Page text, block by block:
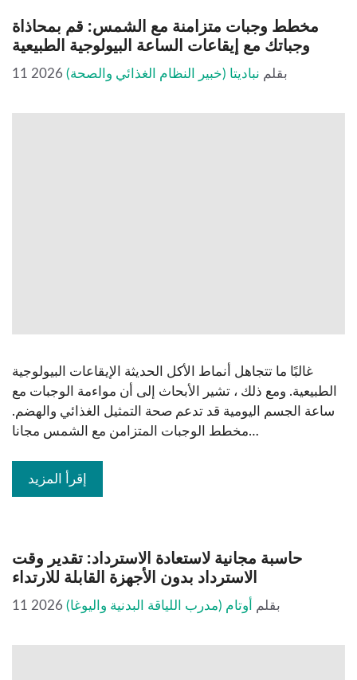
مخطط وجبات متزامنة مع الشمس: قم بمحاذاة
وجباتك مع إيقاعات الساعة البيولوجية الطبيعية
11 2026 بقلم نباديتا (خبير النظام الغذائي والصحة)
غالبًا ما تتجاهل أنماط الأكل الحديثة الإيقاعات البيولوجية
الطبيعية. ومع ذلك ، تشير الأبحاث إلى أن مواءمة الوجبات مع
ساعة الجسم اليومية قد تدعم صحة التمثيل الغذائي والهضم.
مخطط الوجبات المتزامن مع الشمس مجانا…
إقرأ المزيد
حاسبة مجانية لاستعادة الاسترداد: تقدير وقت
الاسترداد بدون الأجهزة القابلة للارتداء
11 2026 بقلم أوتام (مدرب اللياقة البدنية واليوغا)